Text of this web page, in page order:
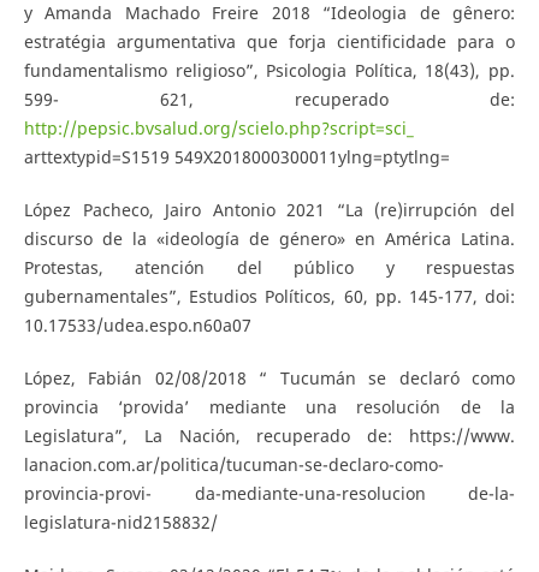
y Amanda Machado Freire 2018 “Ideologia de gênero:
estratégia argumentativa que forja cientificidade para o
fundamentalismo religioso”, Psicologia Política, 18(43), pp.
599- 621, recuperado de:
http://pepsic.bvsalud.org/scielo.php?script=sci_
arttextypid=S1519 549X2018000300011ylng=ptytlng=
López Pacheco, Jairo Antonio 2021 “La (re)irrupción del
discurso de la «ideología de género» en América Latina.
Protestas, atención del público y respuestas
gubernamentales”, Estudios Políticos, 60, pp. 145-177, doi:
10.17533/udea.espo.n60a07
López, Fabián 02/08/2018 “ Tucumán se declaró como
provincia ‘provida’ mediante una resolución de la
Legislatura”, La Nación, recuperado de: https://www.
lanacion.com.ar/politica/tucuman-se-declaro-como-
provincia-provi- da-mediante-una-resolucion de-la-
legislatura-nid2158832/